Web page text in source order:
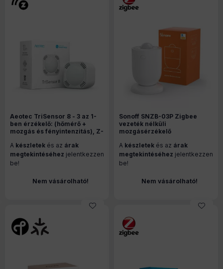
Aeotec TriSensor 8 - 3 az 1-
ben érzékelő: (hőmérő +
mozgás és fényintenzitás), Z-
C)
A készletek és az árak
megtekintéséhez jelentkezzen
be!
Nem vásárolható!
Sonoff SNZB-03P Zigbee
vezeték nélküli
mozgásérzékelő
A készletek és az árak
megtekintéséhez jelentkezzen
be!
Nem vásárolható!